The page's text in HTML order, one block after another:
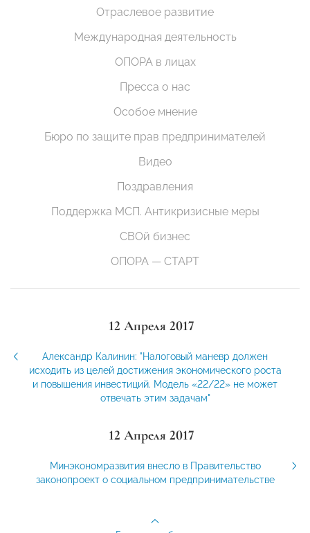
Отраслевое развитие
Международная деятельность
ОПОРА в лицах
Пресса о нас
Особое мнение
Бюро по защите прав предпринимателей
Видео
Поздравления
Поддержка МСП. Антикризисные меры
СВОй бизнес
ОПОРА — СТАРТ
12 Апреля 2017
Александр Калинин: "Налоговый маневр должен
исходить из целей достижения экономического роста
и повышения инвестиций. Модель «22/22» не может
отвечать этим задачам"
12 Апреля 2017
Минэкономразвития внесло в Правительство
законопроект о социальном предпринимательстве